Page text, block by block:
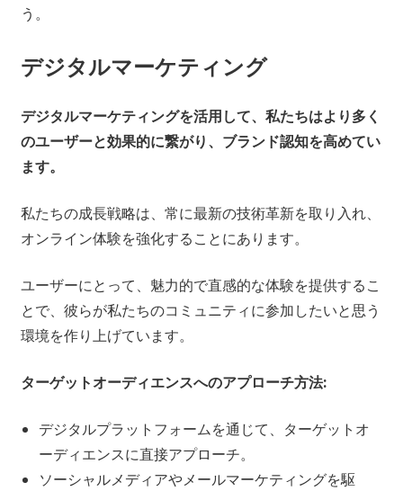
う。
デジタルマーケティング
デジタルマーケティングを活用して、私たちはより多く
のユーザーと効果的に繋がり、ブランド認知を高めてい
ます。
私たちの成長戦略は、常に最新の技術革新を取り入れ、
オンライン体験を強化することにあります。
ユーザーにとって、魅力的で直感的な体験を提供するこ
とで、彼らが私たちのコミュニティに参加したいと思う
環境を作り上げています。
ターゲットオーディエンスへのアプローチ方法:
デジタルプラットフォームを通じて、ターゲットオ
ーディエンスに直接アプローチ。
ソーシャルメディアやメールマーケティングを駆